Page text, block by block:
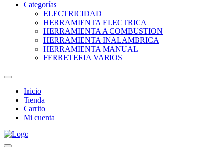
Categorías
ELECTRICIDAD
HERRAMIENTA ELECTRICA
HERRAMIENTA A COMBUSTION
HERRAMIENTA INALAMBRICA
HERRAMIENTA MANUAL
FERRETERIA VARIOS
Inicio
Tienda
Carrito
Mi cuenta